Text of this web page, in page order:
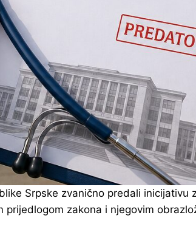
Srpske zvanično predali inicijativu
zakona i njegovim